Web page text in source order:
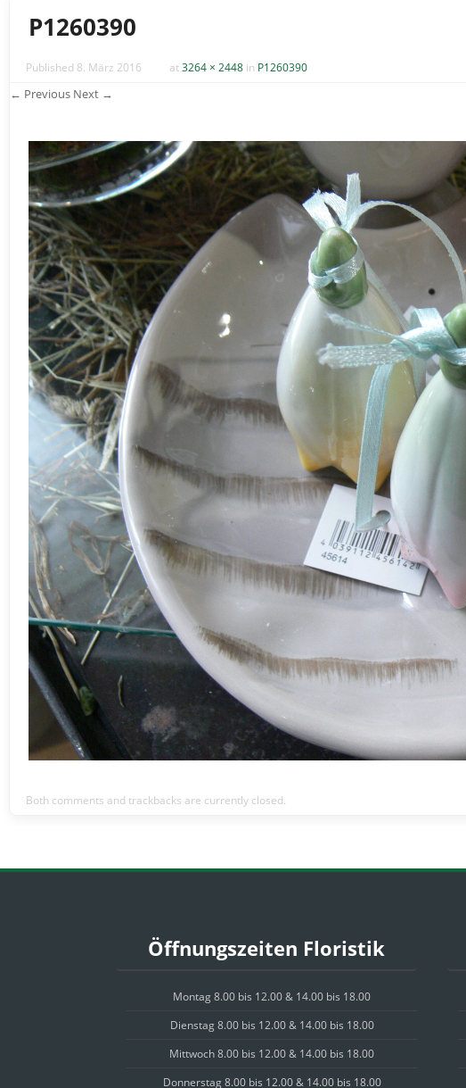
P1260390
Published 8. März 2016 at3264 × 2448 in P1260390
← Previous Next →
Both comments and trackbacks are currently closed.
Öffnungszeiten Floristik
Montag 8.00 bis 12.00 & 14.00 bis 18.00
Dienstag 8.00 bis 12.00 & 14.00 bis 18.00
Mittwoch 8.00 bis 12.00 & 14.00 bis 18.00
Donnerstag 8.00 bis 12.00 & 14.00 bis 18.00